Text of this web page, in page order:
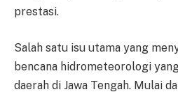
prestasi.
Salah satu isu utama yang
bencana hidrometeorologi
daerah di Jawa Tengah. Mulai